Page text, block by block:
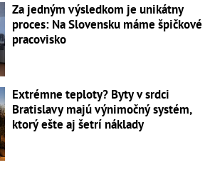
Za jedným výsledkom je unikátny
proces: Na Slovensku máme špičkové
pracovisko
Extrémne teploty? Byty v srdci
Bratislavy majú výnimočný systém,
ktorý ešte aj šetrí náklady